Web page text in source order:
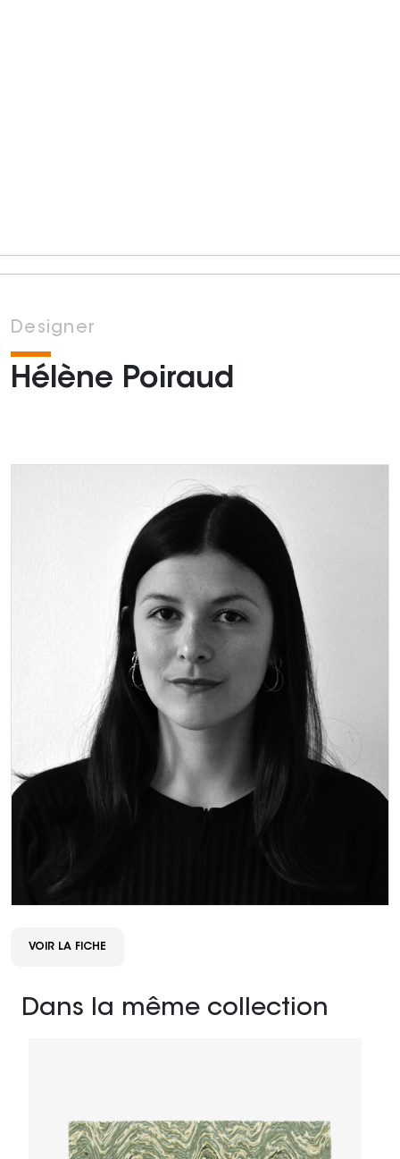
Designer
Hélène Poiraud
VOIR LA FICHE
Dans la même collection